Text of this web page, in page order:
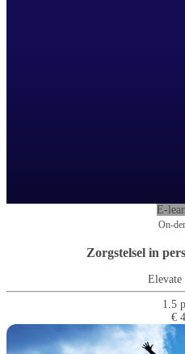
E-
On-
Zorgstelsel in
Elevate
1.5
€